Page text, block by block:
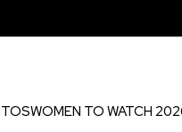
WOMEN TO WATCH